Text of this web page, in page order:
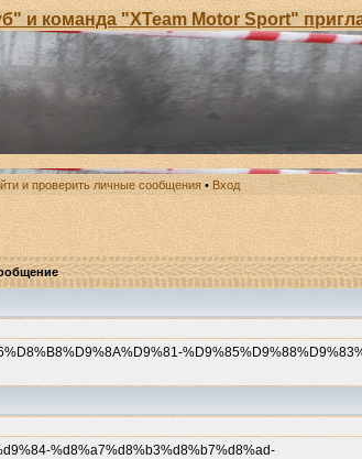
"XTeam Motor Sport"
и проверить личные сообщения • Вход
%d8%a7%d8%b3%d8%b7%d8%ad-